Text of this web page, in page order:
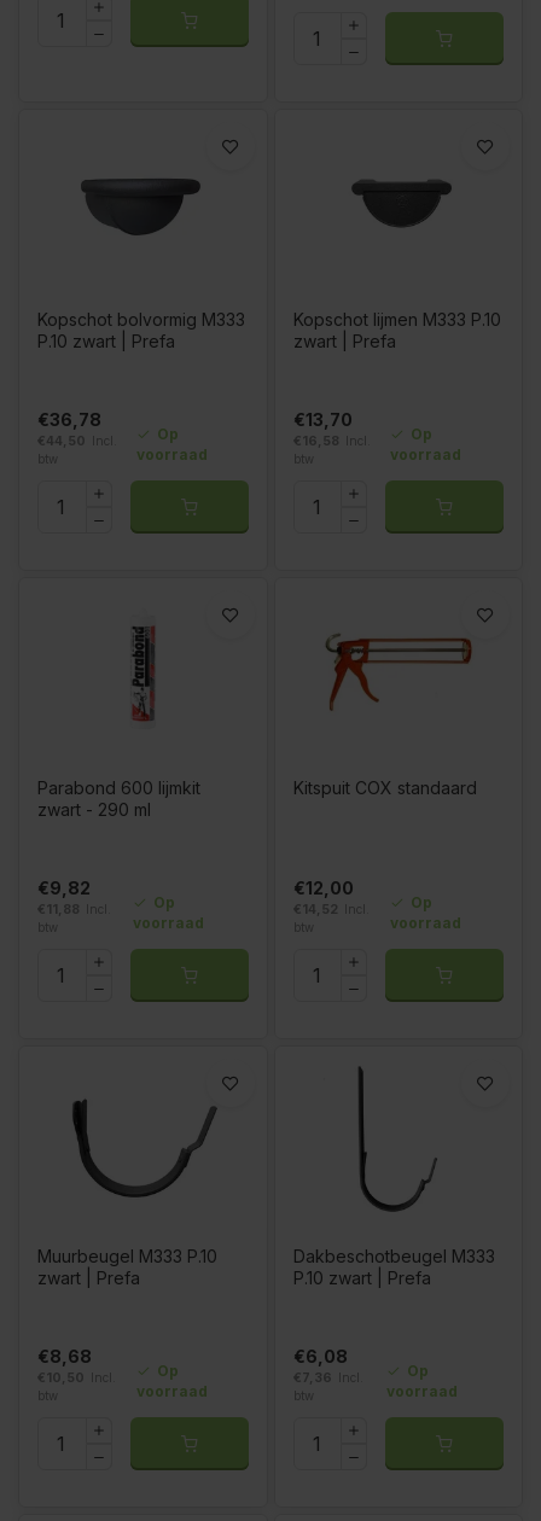
Kopschot bolvormig M333
P.10 zwart | Prefa
€36,78
€44,50
Incl.
btw
Op
voorraad
Kopschot lijmen M333 P.10
zwart | Prefa
€13,70
€16,58
Incl.
btw
Op
voorraad
Parabond 600 lijmkit
zwart - 290 ml
€9,82
€11,88
Incl.
btw
Op
voorraad
Kitspuit COX standaard
€12,00
€14,52
Incl.
btw
Op
voorraad
Muurbeugel M333 P.10
zwart | Prefa
€8,68
€10,50
Incl.
btw
Op
voorraad
Dakbeschotbeugel M333
P.10 zwart | Prefa
€6,08
€7,36
Incl.
btw
Op
voorraad